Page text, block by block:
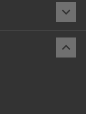
keyboard_arrow_down
keyboard_arrow_up